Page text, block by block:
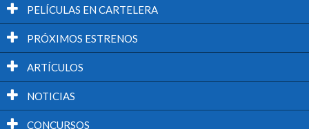
PELÍCULAS EN CARTELERA
PRÓXIMOS ESTRENOS
ARTÍCULOS
NOTICIAS
CONCURSOS